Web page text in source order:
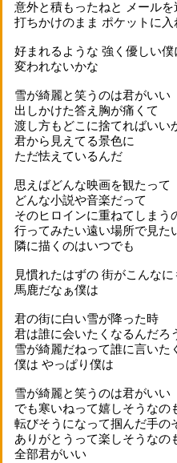
意外と積もったねと メールを
打ちかけのまま ポケットに入
好まれるような 強く優しい僕
変われないかな
雪が綺麗と笑うのは君がいい
出しかけた答え胸が痛くて
渡し方もどこに捨てればいい
君から見えてる景色に
ただ怯えているんだ
思えばどんな映画を観たって
どんな小説や音楽だって
そのヒロインに重ねてしまう
行ってみたい遠い場所で見た
隣に描くのはいつでも
見慣れたはずの 街がこんなに
馬鹿だなぁ僕は
君の街に白い雪が降った時
君は誰に会いたくなるんだろ
雪が綺麗だねって誰に言いた
僕は やっぱり僕は
雪が綺麗と笑うのは君がいい
でも寒いねって嬉しそうなの
転びそうになって掴んだ手の
ありがとうって楽しそうなの
全部君がいい